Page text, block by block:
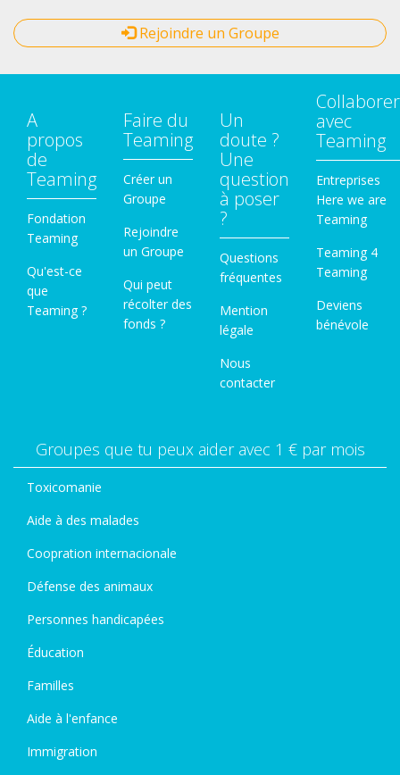
Rejoindre un Groupe
A
propos
de
Teaming
Fondation
Teaming
Qu'est-ce
que
Teaming ?
Faire du
Teaming
Créer un
Groupe
Rejoindre
un Groupe
Qui peut
récolter des
fonds ?
Un
doute ?
Une
question
à poser
?
Questions
fréquentes
Mention
légale
Nous
contacter
Collaborer
avec
Teaming
Entreprises
Here we are
Teaming
Teaming 4
Teaming
Deviens
bénévole
Groupes que tu peux aider avec 1 € par mois
Toxicomanie
Aide à des malades
Coopration internacionale
Défense des animaux
Personnes handicapées
Éducation
Familles
Aide à l'enfance
Immigration